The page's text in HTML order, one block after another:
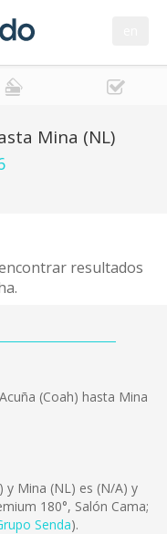
Mina (NL)
resultados
(Coah) hasta Mina
y Mina (NL) es (N/A) y
180°, Salón Cama;
Senda).